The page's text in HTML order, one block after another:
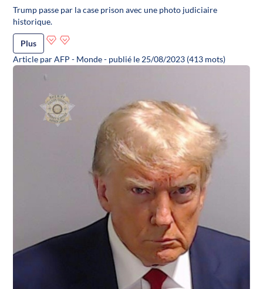
Trump passe par la case prison avec une photo judiciaire
historique.
Plus
Article par AFP - Monde - publié le 25/08/2023 (413 mots)